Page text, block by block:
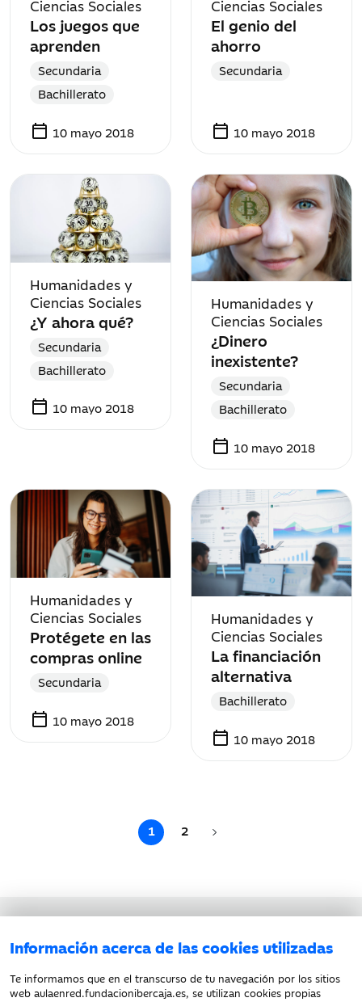
Información acerca de las cookies utilizadas
Te informamos que en el transcurso de tu navegación por los sitios
web aulaenred.fundacionibercaja.es, se utilizan cookies propias
Ciencias Sociales
Los juegos que
aprenden
Secundaria
Bachillerato
calendar_today 10 mayo 2018
Ciencias Sociales
El genio del
ahorro
Secundaria
calendar_today 10 mayo 2018
Humanidades y
Ciencias Sociales
¿Y ahora qué?
Secundaria
Bachillerato
calendar_today 10 mayo 2018
Humanidades y
Ciencias Sociales
¿Dinero
inexistente?
Secundaria
Bachillerato
calendar_today 10 mayo 2018
Humanidades y
Ciencias Sociales
Protégete en las
compras online
Secundaria
calendar_today 10 mayo 2018
Humanidades y
Ciencias Sociales
La financiación
alternativa
Bachillerato
calendar_today 10 mayo 2018
1 2
Política de privacidad
Política de cookies